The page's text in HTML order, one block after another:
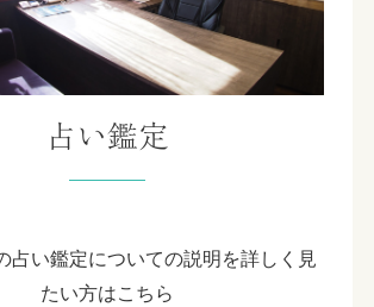
占い鑑定
占い鑑定についての説明を詳しく見
たい方はこちら